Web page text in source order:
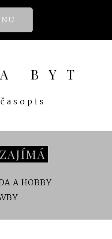
A BYT
A HOBBY